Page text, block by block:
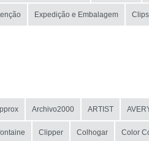
Expedição e Embalagem
Archivo2000 ARTIST
Clipper Colhogar Color